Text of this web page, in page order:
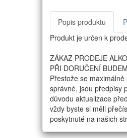
Popis produktu
Produkt je určen k
ZÁKAZ PRODEJE
PŘI DORUČENÍ
Přestože se
správné, jsou předpisy
důvodu aktualizace
vždy byste si měli
poskytnuté na našich